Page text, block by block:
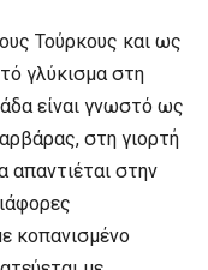
Τούρκους και ως
γλύκισμα στη
είναι γνωστό ως
στη γιορτή
απαντιέται στην
κοπανισμένο